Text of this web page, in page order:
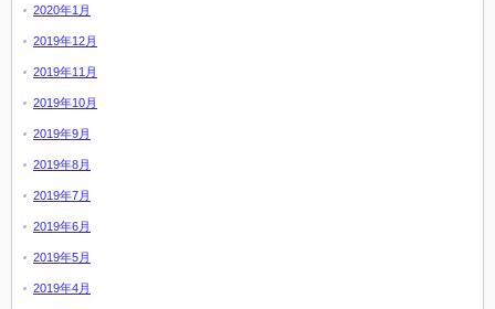
2020年1月
2019年12月
2019年11月
2019年10月
2019年9月
2019年8月
2019年7月
2019年6月
2019年5月
2019年4月